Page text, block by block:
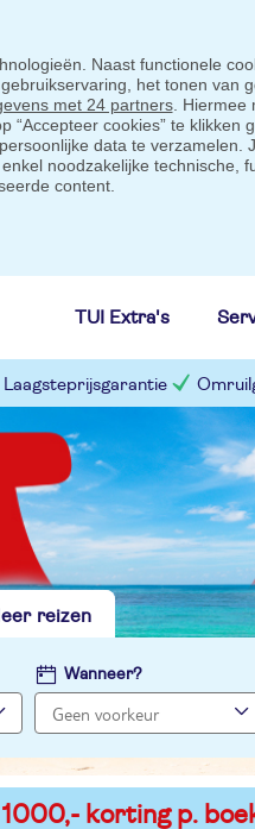
Naast functionele
het tonen van
met 24 partners. Hiermee
cookies” te klikken
data te verzamelen.
enkel noodzakelijke
content.
TUI Extra's
Laagsteprijsgarantie
reizen
Wanneer?
korting p.